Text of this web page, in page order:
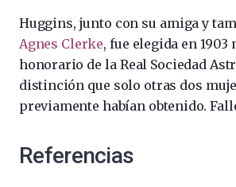
Huggins, junto con su amiga y
Agnes Clerke, fue elegida en 1903
honorario de la Real Sociedad
distinción que solo otras dos
previamente habían obtenido.
Referencias